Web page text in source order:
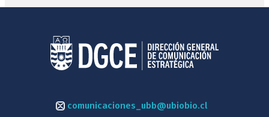
comunicaciones_ubb@ubiobio.cl